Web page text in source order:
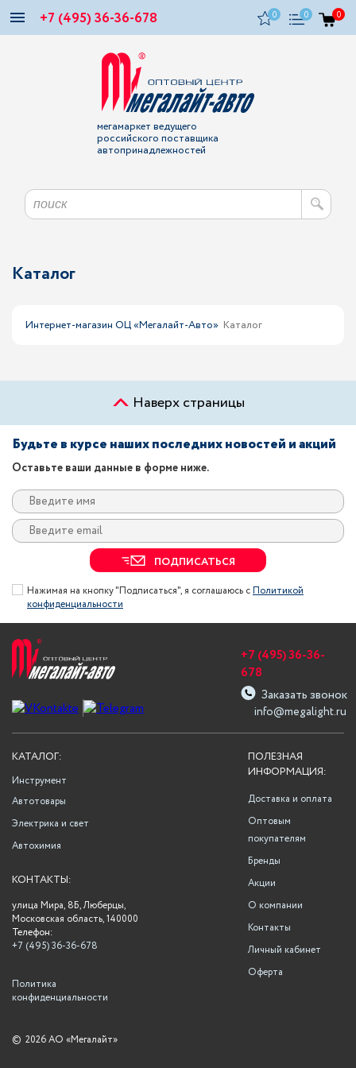
+7 (495) 36-36-678 0 0 0
мегамаркет ведущего
российского поставщика
автопринадлежностей
Каталог
Интернет-магазин ОЦ «Мегалайт-Авто» Каталог
Наверх страницы
Будьте в курсе наших последних новостей и акций
Оставьте ваши данные в форме ниже.
ПОДПИСАТЬСЯ
Нажимая на кнопку "Подписаться", я соглашаюсь сПолитикой
конфиденциальности
info@megalight.ru
+7 (495) 36-36-
678
Заказать звонок
ПОЛЕЗНАЯ
ИНФОРМАЦИЯ:
Доставка и оплата
Оптовым
покупателям
Бренды
Акции
О компании
Контакты
Личный кабинет
Оферта
КАТАЛОГ:
Инструмент
Автотовары
Электрика и свет
Автохимия
КОНТАКТЫ:
улица Мира, 8Б, Люберцы,
Московская область, 140000
Телефон:
+7 (495) 36-36-678
Политика
конфиденциальности
© 2026 АО «Мегалайт»